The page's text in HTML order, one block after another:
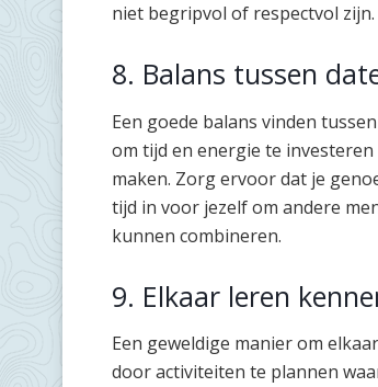
niet begripvol of respectvol zijn.
8. Balans tussen
Een goede balans vinden
om tijd en energie te
maken. Zorg ervoor dat je
tijd in voor jezelf om andere
kunnen combineren.
9. Elkaar leren
Een geweldige manier om
door activiteiten te plannen